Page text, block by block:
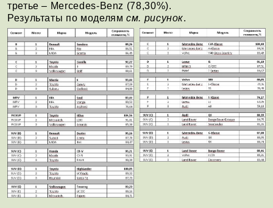
третье – Mercedes-Benz (78,30%).
Результаты по моделямсм. рисунок.